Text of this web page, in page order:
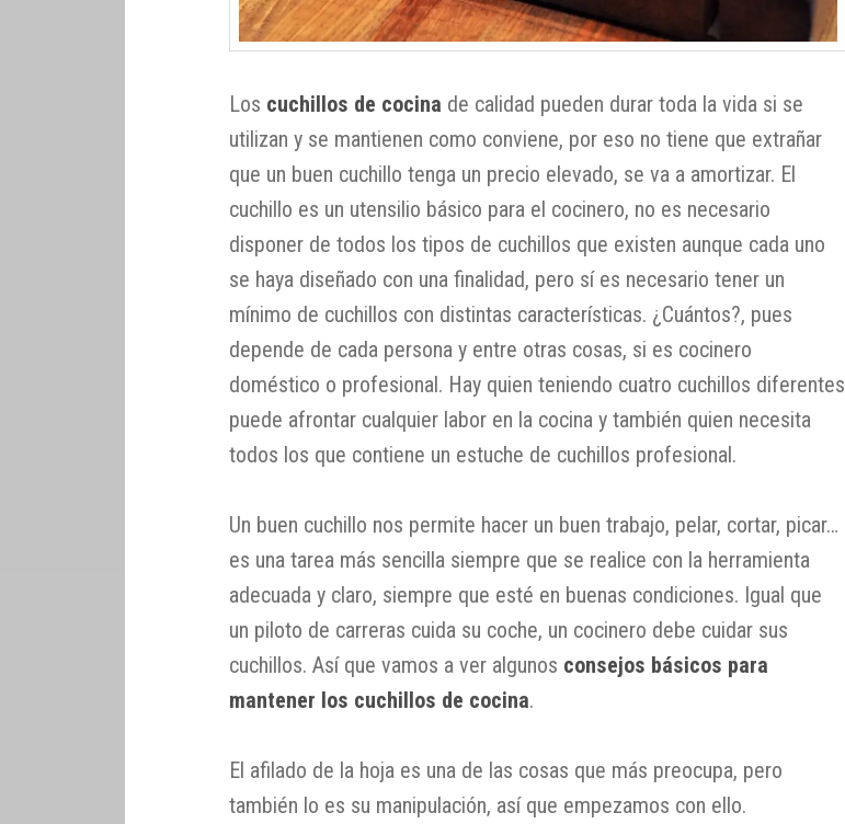
Los cuchillos de cocina de calidad pueden durar toda la vida si se
utilizan y se mantienen como conviene, por eso no tiene que extrañar
que un buen cuchillo tenga un precio elevado, se va a amortizar. El
cuchillo es un utensilio básico para el cocinero, no es necesario
disponer de todos los tipos de cuchillos que existen aunque cada uno
se haya diseñado con una finalidad, pero sí es necesario tener un
mínimo de cuchillos con distintas características. ¿Cuántos?, pues
depende de cada persona y entre otras cosas, si es cocinero
doméstico o profesional. Hay quien teniendo cuatro cuchillos diferentes
puede afrontar cualquier labor en la cocina y también quien necesita
todos los que contiene un estuche de cuchillos profesional.
Un buen cuchillo nos permite hacer un buen trabajo, pelar, cortar, picar…
es una tarea más sencilla siempre que se realice con la herramienta
adecuada y claro, siempre que esté en buenas condiciones. Igual que
un piloto de carreras cuida su coche, un cocinero debe cuidar sus
cuchillos. Así que vamos a ver algunos consejos básicos para
mantener los cuchillos de cocina.
El afilado de la hoja es una de las cosas que más preocupa, pero
también lo es su manipulación, así que empezamos con ello.